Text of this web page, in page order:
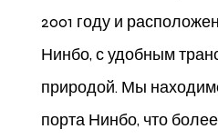
2001 году и
Нинбо, с удобным
природой. Мы
порта Нинбо, что